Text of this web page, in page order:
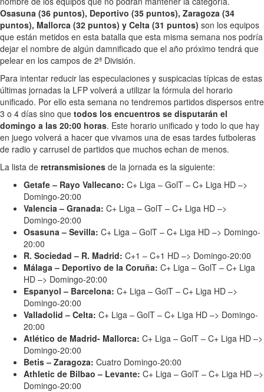
Osasuna (36 puntos), Deportivo (35 puntos), Zaragoza (34
puntos), Mallorca (32 puntos) y Celta (31 puntos) son los equipos
que están metidos en esta batalla que esta misma semana nos podría
dejar el nombre de algún damnificado que el año próximo tendrá que
pelear en los campos de 2ª División.
Para intentar reducir las especulaciones y suspicacias típicas de estas
últimas jornadas la LFP volverá a utilizar la fórmula del horario
unificado. Por ello esta semana no tendremos partidos dispersos entre
3 o 4 días sino que todos los encuentros se disputarán el
domingo a las 20:00 horas. Este horario unificado y todo lo que hay
en juego volverá a hacer que vivamos una de esas tardes futboleras
de radio y carrusel de partidos que muchos echan de menos.
La lista de retransmisiones de la jornada es la siguiente:
Getafe – Rayo Vallecano: C+ Liga – GolT – C+ Liga HD –>
Domingo-20:00
Valencia – Granada: C+ Liga – GolT – C+ Liga HD –>
Domingo-20:00
Osasuna – Sevilla: C+ Liga – GolT – C+ Liga HD –> Domingo-
20:00
R. Sociedad – R. Madrid: C+1 – C+1 HD –> Domingo-20:00
Málaga – Deportivo de la Coruña: C+ Liga – GolT – C+ Liga
HD –> Domingo-20:00
Espanyol – Barcelona: C+ Liga – GolT – C+ Liga HD –>
Domingo-20:00
Valladolid – Celta: C+ Liga – GolT – C+ Liga HD –> Domingo-
20:00
Atlético de Madrid- Mallorca: C+ Liga – GolT – C+ Liga HD –>
Domingo-20:00
Betis – Zaragoza: Cuatro Domingo-20:00
Athletic de Bilbao – Levante: C+ Liga – GolT – C+ Liga HD –>
Domingo-20:00